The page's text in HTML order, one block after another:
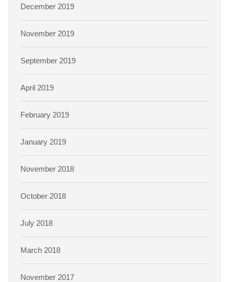
December 2019
November 2019
September 2019
April 2019
February 2019
January 2019
November 2018
October 2018
July 2018
March 2018
November 2017